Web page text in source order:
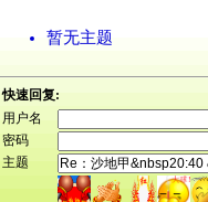
暂无主题
快速回复:
用户名
密码
主题